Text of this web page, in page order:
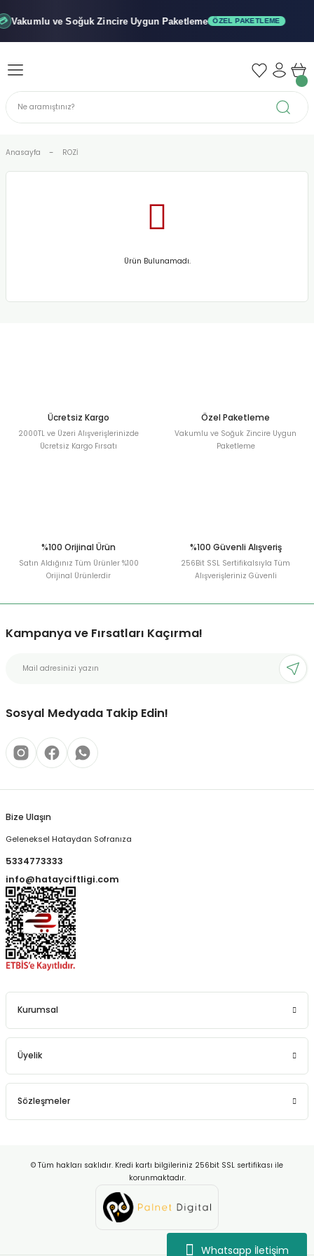
Whatsapp İletişim
Vakumlu ve SoğukZincire Uygun Paketleme ÖZEL PAKETLEME
Geri Dön
Geri Dön
Geri Dön
Anasayfa ROZİ
Ürün Bulunamadı.
Ücretsiz Kargo
2000TL ve Üzeri Alışverişlerinizde
Ücretsiz Kargo Fırsatı
Özel Paketleme
Vakumlu ve Soğuk Zincire Uygun
Paketleme
%100 Orijinal Ürün
Satın Aldığınız Tüm Ürünler %100
Orijinal Ürünlerdir
%100 Güvenli Alışveriş
256Bit SSL Sertifikalsıyla Tüm
Alışverişleriniz Güvenli
Kampanya ve Fırsatları Kaçırma!
Sosyal Medyada Takip Edin!
Bize Ulaşın
Geleneksel Hataydan Sofranıza
5334773333
info@hatayciftligi.com
Kurumsal
Üyelik
Sözleşmeler
© Tüm hakları saklıdır. Kredi kartı bilgileriniz 256bit SSL sertifikası ile
korunmaktadır.